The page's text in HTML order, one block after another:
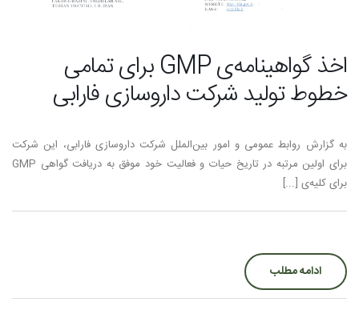
اخذ گواهینامه‌ی GMP برای تمامی
خطوط تولید شرکت داروسازی فارابی
به گزارش روابط عمومی و امور بین‌الملل شرکت داروسازی فارابی، این شرکت
برای اولین مرتبه در تاریخ حیات و فعالیت خود موفق به دریافت گواهی GMP
برای کلیه‌ی [...]
ادامه مطلب